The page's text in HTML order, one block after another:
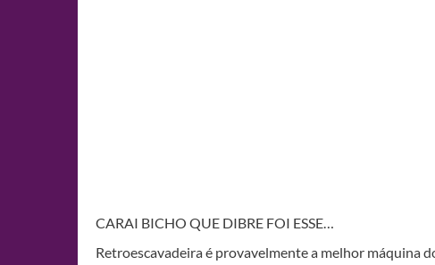
CARAI BICHO QUE DIBRE FOI ESSE…
Retroescavadeira é provavelmente a melhor máquina